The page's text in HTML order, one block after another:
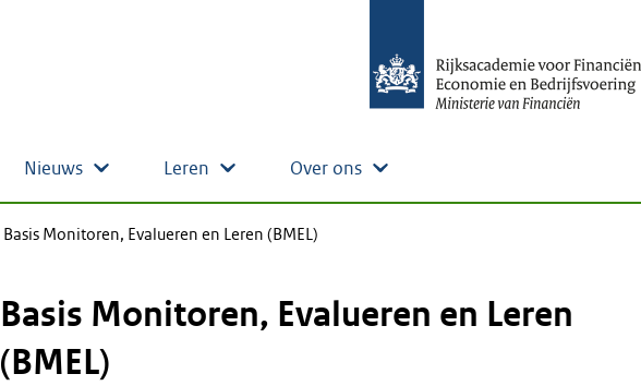
Nieuws Leren Over ons
Basis Monitoren, Evalueren en Leren (BMEL)
Basis Monitoren, Evalueren en Leren
(BMEL)